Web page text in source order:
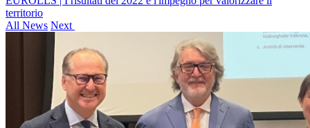
territorio
All News Next